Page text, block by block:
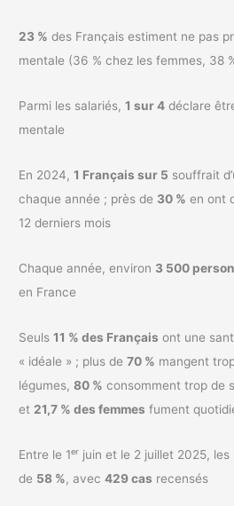
23 % des Français estiment ne pas
mentale (36 % chez les femmes, 38
Parmi les salariés,1 sur 4 déclare
mentale
En 2024,1 Français sur 5 souffrait
chaque année ; près de 30 % en ont
12 derniers mois
Chaque année, environ 3 500
en France
Seuls11 % des Français ont une
« idéale » ; plus de70 % mangent
légumes,80 % consomment trop de
et 21,7 % des femmes fument
Entre le 1ᵉʳ juin et le 2 juillet 2025,
de 58 %, avec429 cas recensés